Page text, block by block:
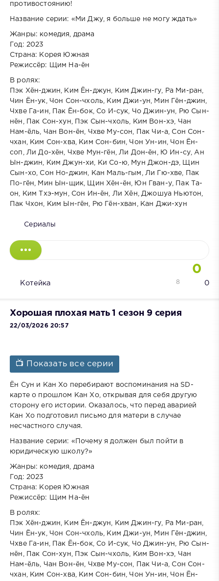
противостоянию!
Название серии: «Ми Джу, я больше не могу ждать»
Жанры: комедия, драма
Год: 2023
Страна: Корея Южная
Режиссёр: Щим На-ён
В ролях:
Пэк Хён-джин, Ким Ён-джун, Ким Джин-гу, Ра Ми-ран,
Чин Ён-ук, Чон Сон-чхоль, Ким Джи-ун, Мин Гён-джин,
Чхве Га-ин, Пак Ён-бок, Со И-сук, Чо Джин-ун, Рю Сын-
нён, Пак Сон-хун, Пэк Сын-чхоль, Ким Вон-хэ, Чан
Нам-ёль, Чан Вон-ён, Чхве Му-сон, Пак Чи-а, Сон Сон-
чхан, Ким Сон-хва, Ким Сон-бин, Чон Ун-ин, Чон Ён-
соп, Ли До-хён, Чхве Мун-гён, Ли Дон-ён, Ю Ин-су, Ан
Ын-джин, Ким Джун-хи, Ки Со-ю, Мун Джон-дэ, Щин
Сын-хо, Сон Но-джин, Кан Маль-гым, Ли Гю-хве, Пак
По-гён, Мин Ын-щик, Щин Хён-ён, Юн Гван-у, Пак Та-
он, Ким Тхэ-мун, Сон Ин-ён, Ли Хён, Джошуа Ньютон,
Пак Чхон, Ким Ын-гён, Рю Гён-хван, Кан Джи-хун
Сериалы
0
Котейка 0
8
Хорошая плохая мать 1 сезон 9 серия
22/03/2026 20:57
📺 Показать все серии
Ён Сун и Кан Хо перебирают воспоминания на SD-
карте о прошлом Кан Хо, открывая для себя другую
сторону его истории. Оказалось, что перед аварией
Кан Хо подготовил письмо для матери в случае
несчастного случая.
Название серии: «Почему я должен был пойти в
юридическую школу?»
Жанры: комедия, драма
Год: 2023
Страна: Корея Южная
Режиссёр: Щим На-ён
В ролях:
Пэк Хён-джин, Ким Ён-джун, Ким Джин-гу, Ра Ми-ран,
Чин Ён-ук, Чон Сон-чхоль, Ким Джи-ун, Мин Гён-джин,
Чхве Га-ин, Пак Ён-бок, Со И-сук, Чо Джин-ун, Рю Сын-
нён, Пак Сон-хун, Пэк Сын-чхоль, Ким Вон-хэ, Чан
Нам-ёль, Чан Вон-ён, Чхве Му-сон, Пак Чи-а, Сон Сон-
чхан, Ким Сон-хва, Ким Сон-бин, Чон Ун-ин, Чон Ён-